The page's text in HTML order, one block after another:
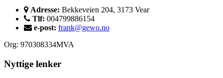
Adresse: Bekkeveien 204, 3173 Vear
Tlf: 004799886154
e-post: frank@gewo.no
Org: 970308334MVA
Nyttige lenker